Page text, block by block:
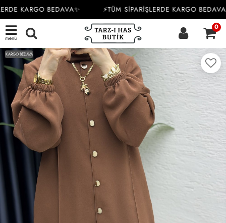
KARGO BEDAVA✨ ⚡TÜM SİPARİŞLERDE KARGO
menü
0
KARGO BEDAVA